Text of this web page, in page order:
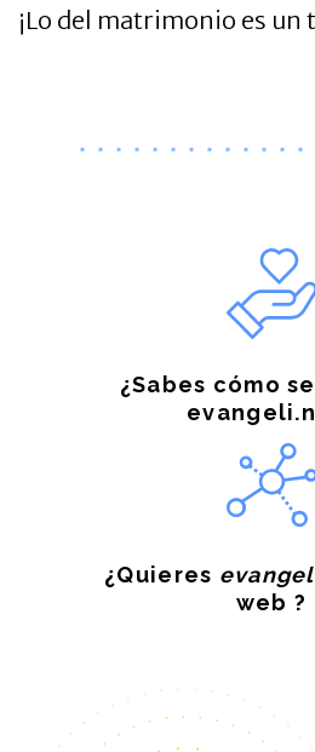
¡Lo del matrimonio es un
¿Sabes cómo
¿Quieres
web ?